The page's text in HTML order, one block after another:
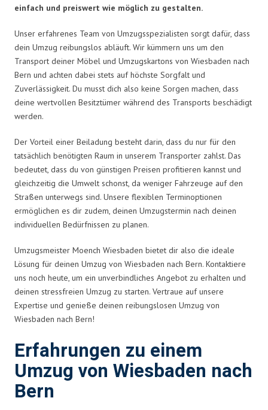
einfach und preiswert wie möglich zu gestalten.
Unser erfahrenes Team von Umzugsspezialisten sorgt dafür, dass
dein Umzug reibungslos abläuft. Wir kümmern uns um den
Transport deiner Möbel und Umzugskartons von Wiesbaden nach
Bern und achten dabei stets auf höchste Sorgfalt und
Zuverlässigkeit. Du musst dich also keine Sorgen machen, dass
deine wertvollen Besitztümer während des Transports beschädigt
werden.
Der Vorteil einer Beiladung besteht darin, dass du nur für den
tatsächlich benötigten Raum in unserem Transporter zahlst. Das
bedeutet, dass du von günstigen Preisen profitieren kannst und
gleichzeitig die Umwelt schonst, da weniger Fahrzeuge auf den
Straßen unterwegs sind. Unsere flexiblen Terminoptionen
ermöglichen es dir zudem, deinen Umzugstermin nach deinen
individuellen Bedürfnissen zu planen.
Umzugsmeister Moench Wiesbaden bietet dir also die ideale
Lösung für deinen Umzug von Wiesbaden nach Bern. Kontaktiere
uns noch heute, um ein unverbindliches Angebot zu erhalten und
deinen stressfreien Umzug zu starten. Vertraue auf unsere
Expertise und genieße deinen reibungslosen Umzug von
Wiesbaden nach Bern!
Erfahrungen zu einem
Umzug von Wiesbaden nach
Bern